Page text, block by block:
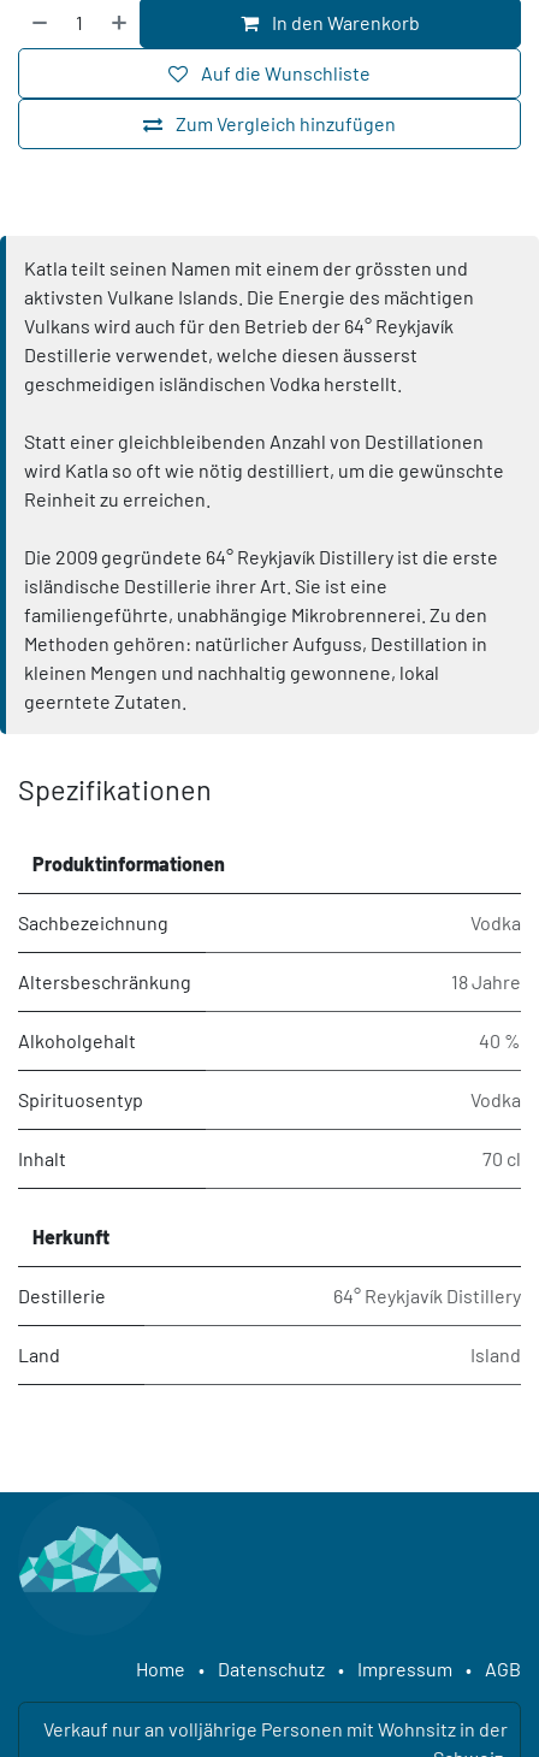
In den Warenkorb
Zum Vergleich hinzufügen
Auf die Wunschliste
Katla teilt seinen Namen mit einem der grössten und
aktivsten Vulkane Islands. Die Energie des mächtigen
Vulkans wird auch für den Betrieb der 64° Reykjavík
Destillerie verwendet, welche diesen äusserst
geschmeidigen isländischen Vodka herstellt.
Statt einer gleichbleibenden Anzahl von Destillationen
wird Katla so oft wie nötig destilliert, um die gewünschte
Reinheit zu erreichen.
Die 2009 gegründete 64° Reykjavík Distillery ist die erste
isländische Destillerie ihrer Art. Sie ist eine
familiengeführte, unabhängige Mikrobrennerei. Zu den
Methoden gehören: natürlicher Aufguss, Destillation in
kleinen Mengen und nachhaltig gewonnene, lokal
geerntete Zutaten.
Spezifikationen
Produktinformationen
Sachbezeichnung Vodka
Altersbeschränkung 18 Jahre
Alkoholgehalt 40 %
Spirituosentyp Vodka
Inhalt 70 cl
Herkunft
Destillerie 64° Reykjavík Distillery
Land Island
Home • Datenschutz • Impressum • AGB
Verkauf nur an volljährige Personen mit Wohnsitz in der